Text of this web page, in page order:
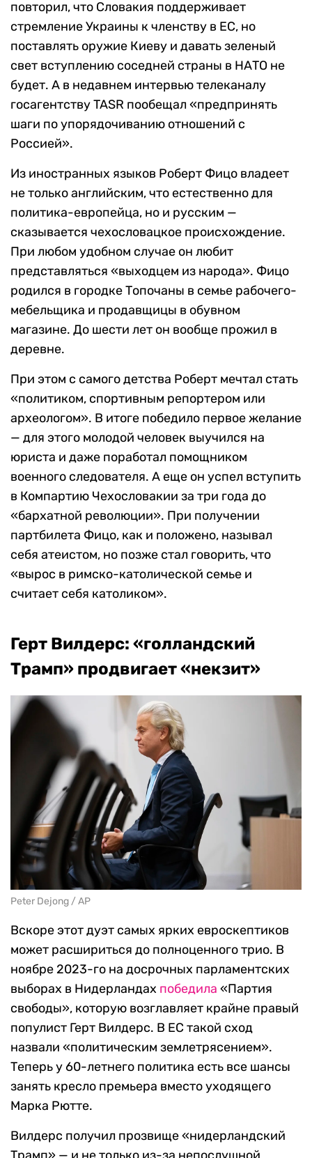
повторил, что Словакия поддерживает
стремление Украины к членству в ЕС, но
поставлять оружие Киеву и давать зеленый
свет вступлению соседней страны в НАТО не
будет. А в недавнем интервью телеканалу
госагентству TASR пообещал «предпринять
шаги по упорядочиванию отношений с
Россией».
Из иностранных языков Роберт Фицо владеет
не только английским, что естественно для
политика-европейца, но и русским —
сказывается чехословацкое происхождение.
При любом удобном случае он любит
представляться «выходцем из народа». Фицо
родился в городке Топочаны в семье рабочего-
мебельщика и продавщицы в обувном
магазине. До шести лет он вообще прожил в
деревне.
При этом с самого детства Роберт мечтал стать
«политиком, спортивным репортером или
археологом». В итоге победило первое желание
— для этого молодой человек выучился на
юриста и даже поработал помощником
военного следователя. А еще он успел вступить
в Компартию Чехословакии за три года до
«бархатной революции». При получении
партбилета Фицо, как и положено, называл
себя атеистом, но позже стал говорить, что
«вырос в римско-католической семье и
считает себя католиком».
Герт Вилдерс: «голландский
Трамп» продвигает «некзит»
Peter Dejong / AP
Вскоре этот дуэт самых ярких евроскептиков
может расшириться до полноценного трио. В
ноябре 2023-го на досрочных парламентских
выборах в Нидерландах победила «Партия
свободы», которую возглавляет крайне правый
популист Герт Вилдерс. В ЕС такой сход
назвали «политическим землетрясением».
Теперь у 60-летнего политика есть все шансы
занять кресло премьера вместо уходящего
Марка Рютте.
Вилдерс получил прозвище «нидерландский